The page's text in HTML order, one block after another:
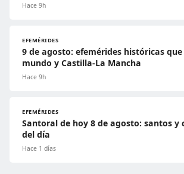
Hace 9h
EFEMÉRIDES
9 de agosto: efemérides históricas
mundo y Castilla-La Mancha
Hace 9h
EFEMÉRIDES
Santoral de hoy 8 de agosto: santos y
del día
Hace 1 días